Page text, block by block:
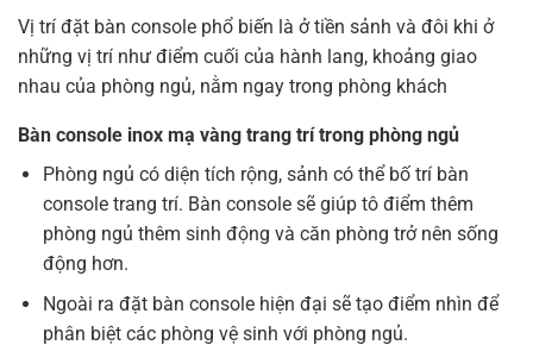
Vị trí đặt bàn console phổ biến là ở tiền sảnh và đôi khi ở
những vị trí như điểm cuối của hành lang, khoảng giao
nhau của phòng ngủ, nằm ngay trong phòng khách
Bàn console inox mạ vàng trang trí trong phòng ngủ
Phòng ngủ có diện tích rộng, sảnh có thể bố trí bàn
console trang trí. Bàn console sẽ giúp tô điểm thêm
phòng ngủ thêm sinh động và căn phòng trở nên sống
động hơn.
Ngoài ra đặt bàn console hiện đại sẽ tạo điểm nhìn để
phân biệt các phòng vệ sinh với phòng ngủ.